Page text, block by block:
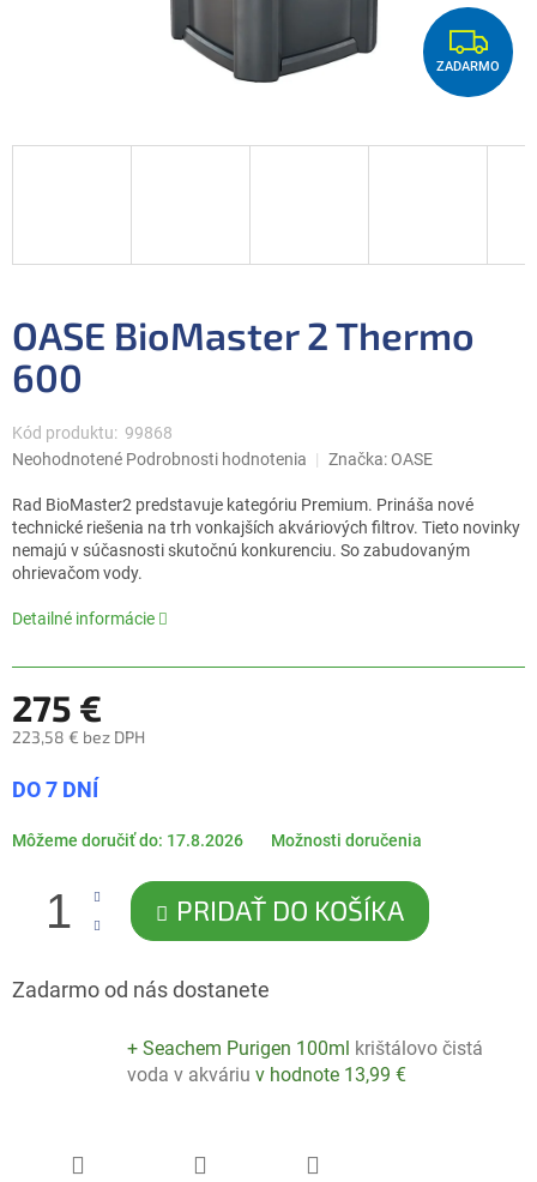
Z
A
A
O
ZADARMO
OASE BioMaster 2 Thermo
600
Kód produktu: 99868
Priemerné
produktu
je
0,0
z
hviezdičiek.
Neohodnotené Podrobnosti hodnotenia Značka: OASE
Rad BioMaster2 predstavuje kategóriu Premium. Prináša nové
technické riešenia na trh vonkajších akváriových filtrov. Tieto novinky
nemajú v súčasnosti skutočnú konkurenciu. So zabudovaným
ohrievačom vody.
Detailné informácie
275 €
223,58 € bez DPH
cena:
DO 7 DNÍ
Môžeme doručiť do: 17.8.2026 Možnosti doručenia
PRIDAŤ DO KOŠÍKA
Zadarmo od nás dostanete
+ Seachem Purigen 100ml krištálovo čistá
voda v akváriu v hodnote 13,99 €